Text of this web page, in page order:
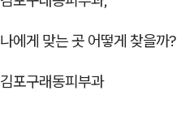
나에게 맞는 곳 어떻게 찾을까?
김포구래동피부과